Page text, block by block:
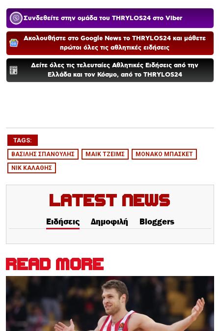
Συνδεθείτε στην ομάδα του THRYLOS24 στο Viber
Ακολουθήστε στο Google News το THRYLOS24 και μάθετε
πρώτοι όλες τις αθλητικές ειδήσεις
Δείτε όλες τις τελευταίες Αθλητικές Ειδήσεις από την
Ελλάδα και τον Κόσμο, από το THRYLOS24
TAGS:
ΒΑΣΙΛΗΣ ΣΠΑΝΟΥΛΗΣ ΜΑΙΚ ΤΖΕΙΜΣ
ΜΟΝΑΚΟ ΜΠΑΣΚΕΤ
ΝΙΚ ΚΑΛΑΘΗΣ
Latest News
Ειδήσεις Δημοφιλή Bloggers
READ MORE